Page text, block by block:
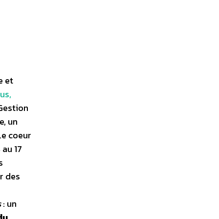
et
un
coeur
17
des
: un